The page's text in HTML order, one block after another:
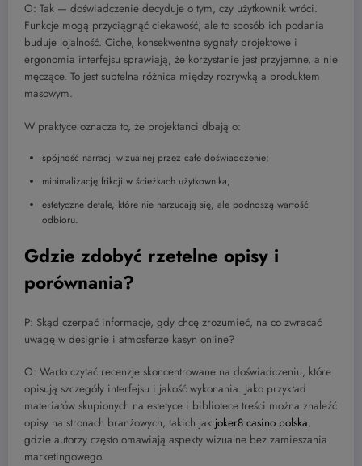
O: Tak — doświadczenie decyduje o tym, czy użytkownik wróci.
Funkcje mogą przyciągnąć ciekawość, ale to sposób ich podania
buduje lojalność. Ciche, konsekwentne sygnały projektowe i
ergonomia interfejsu sprawiają, że korzystanie jest przyjemne, a nie
męczące. To jest subtelna różnica między rozrywką a produktem
masowym.
W praktyce oznacza to, że projektanci dbają o:
spójność narracji wizualnej przez całe doświadczenie;
minimalizację frikcji w ścieżkach użytkownika;
estetyczne detale, które nie narzucają się, ale podnoszą wartość
odbioru.
Gdzie zdobyć rzetelne opisy i
porównania?
P: Skąd czerpać informacje, gdy chcę zrozumieć, na co zwracać
uwagę w designie i atmosferze kasyn online?
O: Warto czytać recenzje skoncentrowane na doświadczeniu, które
opisują szczegóły interfejsu i jakość wykonania. Jako przykład
materiałów skupionych na estetyce i bibliotece treści można znaleźć
opisy na stronach branżowych, takich jak joker8 casino polska,
gdzie autorzy często omawiają aspekty wizualne bez zamieszania
marketingowego.